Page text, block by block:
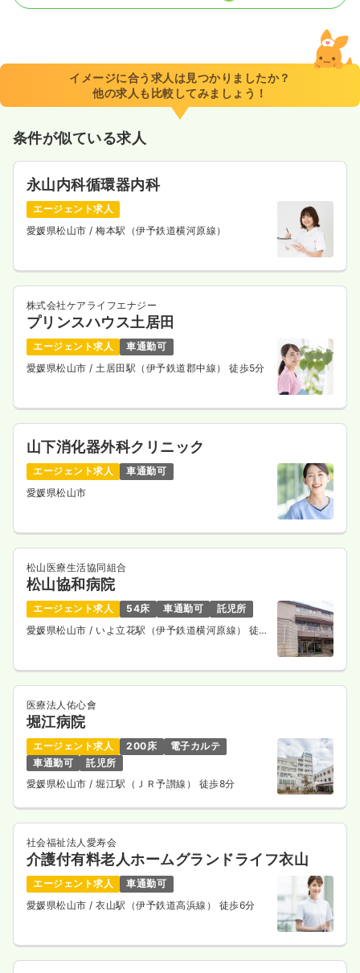
8:45～17:00（休憩60分）
4週8休以上
ブランク可 月給26万円以上可
気になる
訪問看護正・准看護師 デイケア・デイサービス
時間 8:45～17:00（休憩60分）
日曜休み
時給1,300円以上可
気になる 詳細を見る
日勤のみ（パート） 一時募集休止
給与 時給 1,180〜1,380
気になる
健診センター
日勤のみ（パート） 一時募集休止
給与 時給1,180〜1,380
時給1,300円以上可
気になる 詳細を見る
イメージに合う求人は見つかりましたか？
他の求人も比較してみましょう！
条件が似ている求人
永山内科循環器内科
エージェント求人
愛媛県松山市 / 梅本駅（伊予鉄道横河原線）
株式会社ケアライフエナジー
プリンスハウス土居田
エージェント求人
車通勤可
愛媛県松山市 / 土居田駅（伊予鉄道郡中線） 徒歩5分
山下消化器外科クリニック
エージェント求人
車通勤可
愛媛県松山市
松山医療生活協同組合
松山協和病院
エージェント求人 54床 車通勤可
託児所
愛媛県松山市 / いよ立花駅（伊予鉄道横河原線） 徒歩
医療法人佑心會
堀江病院
エージェント求人 200床
電子カルテ
車通勤可
託児所
愛媛県松山市/ 堀江駅（ＪＲ予讃線） 徒歩8分
社会福祉法人愛寿会
介護付有料老人ホームグランドライフ衣山
エージェント求人
車通勤可
愛媛県松山市 / 衣山駅（伊予鉄道高浜線） 徒歩6分